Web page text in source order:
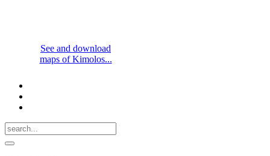
See and download
maps of Kimolos...